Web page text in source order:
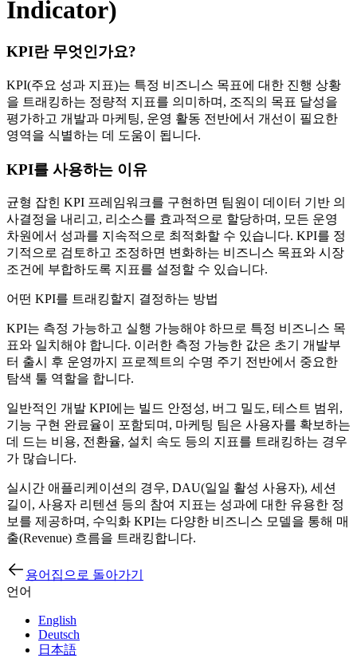
Indicator)
KPI란 무엇인가요?
KPI(주요 성과 지표)는 특정 비즈니스 목표에 대한 진행 상황
을 트래킹하는 정량적 지표를 의미하며, 조직의 목표 달성을
평가하고 개발과 마케팅, 운영 활동 전반에서 개선이 필요한
영역을 식별하는 데 도움이 됩니다.
KPI를 사용하는 이유
균형 잡힌 KPI 프레임워크를 구현하면 팀원이 데이터 기반 의
사결정을 내리고, 리소스를 효과적으로 할당하며, 모든 운영
차원에서 성과를 지속적으로 최적화할 수 있습니다. KPI를 정
기적으로 검토하고 조정하면 변화하는 비즈니스 목표와 시장
조건에 부합하도록 지표를 설정할 수 있습니다.
어떤 KPI를 트래킹할지 결정하는 방법
KPI는 측정 가능하고 실행 가능해야 하므로 특정 비즈니스 목
표와 일치해야 합니다. 이러한 측정 가능한 값은 초기 개발부
터 출시 후 운영까지 프로젝트의 수명 주기 전반에서 중요한
탐색 툴 역할을 합니다.
일반적인 개발 KPI에는 빌드 안정성, 버그 밀도, 테스트 범위,
기능 구현 완료율이 포함되며, 마케팅 팀은 사용자를 확보하는
데 드는 비용, 전환율, 설치 속도 등의 지표를 트래킹하는 경우
가 많습니다.
실시간 애플리케이션의 경우, DAU(일일 활성 사용자), 세션
길이, 사용자 리텐션 등의 참여 지표는 성과에 대한 유용한 정
보를 제공하며, 수익화 KPI는 다양한 비즈니스 모델을 통해 매
출(Revenue) 흐름을 트래킹합니다.
용어집으로 돌아가기
언어
English
Deutsch
日本語